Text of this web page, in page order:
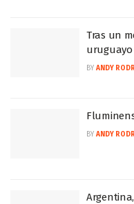
Tras un
BY ANDY
BY ANDY